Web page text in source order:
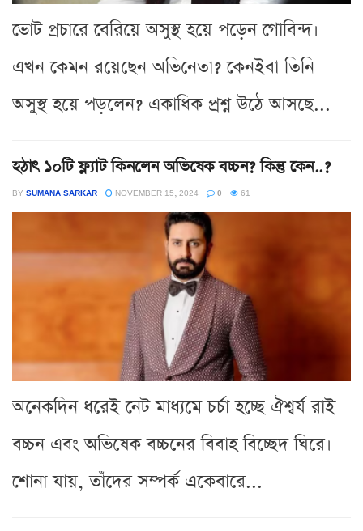
ভোট প্রচারে বেরিয়ে অসুস্থ হয়ে পড়েন গোবিন্দ।
এখন কেমন রয়েছেন অভিনেতা? কেনইবা তিনি
অসুস্থ হয়ে পড়লেন? একাধিক প্রশ্ন উঠে আসছে...
হঠাৎ ১০টি ফ্ল্যাট কিনলেন অভিষেক বচ্চন? কিন্তু কেন..?
BY SUMANA SARKAR NOVEMBER 15, 2024 0 61
অনেকদিন ধরেই নেট মাধ্যমে চর্চা হচ্ছে ঐশ্বর্য রাই
বচ্চন এবং অভিষেক বচ্চনের বিবাহ বিচ্ছেদ ঘিরে।
শোনা যায়, তাঁদের সম্পর্ক একেবারে...